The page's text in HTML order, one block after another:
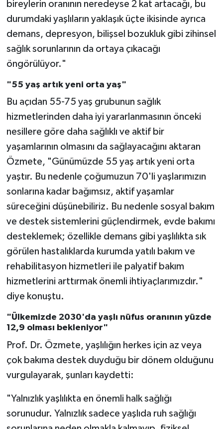
bireylerin oranının neredeyse 2 kat artacağı, bu
durumdaki yaşlıların yaklaşık üçte ikisinde ayrıca
demans, depresyon, bilişsel bozukluk gibi zihinsel
sağlık sorunlarının da ortaya çıkacağı
öngörülüyor."
"55 yaş artık yeni orta yaş"
Bu açıdan 55-75 yaş grubunun sağlık
hizmetlerinden daha iyi yararlanmasının önceki
nesillere göre daha sağlıklı ve aktif bir
yaşamlarının olmasını da sağlayacağını aktaran
Özmete, "Günümüzde 55 yaş artık yeni orta
yaştır. Bu nedenle çoğumuzun 70'li yaşlarımızın
sonlarına kadar bağımsız, aktif yaşamlar
süreceğini düşünebiliriz. Bu nedenle sosyal bakım
ve destek sistemlerini güçlendirmek, evde bakımı
desteklemek; özellikle demans gibi yaşlılıkta sık
görülen hastalıklarda kurumda yatılı bakım ve
rehabilitasyon hizmetleri ile palyatif bakım
hizmetlerini arttırmak önemli ihtiyaçlarımızdır."
diye konuştu.
"Ülkemizde 2030'da yaşlı nüfus oranının yüzde
12,9 olması bekleniyor"
Prof. Dr. Özmete, yaşlılığın herkes için az veya
çok bakıma destek duyduğu bir dönem olduğunu
vurgulayarak, şunları kaydetti:
"Yalnızlık yaşlılıkta en önemli halk sağlığı
sorunudur. Yalnızlık sadece yaşlıda ruh sağlığı
Konya Müftülüğü
Kütahya Müftülüğü
Malatya Müftülüğü
Manisa Müftülüğü
Mardin Müftülüğü
Mersin Müftülüğü
Muğla Müftülüğü
Muş Müftülüğü
Nevşehir Müftülüğü
Niğde Müftülüğü
Ordu Müftülüğü
Osmaniye Müftülüğü
Rize Müftülüğü
Sakarya Müftülüğü
Samsun Müftülüğü
Siirt Müftülüğü
Sinop Müftülüğü